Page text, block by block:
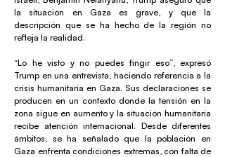
la situación en Gaza es grave, y que la
descripción que se ha hecho de la región no
refleja la realidad.
“Lo he visto y no puedes fingir eso”, expresó
Trump en una entrevista, haciendo referencia a la
crisis humanitaria en Gaza. Sus declaraciones se
producen en un contexto donde la tensión en la
zona sigue en aumento y la situación humanitaria
recibe atención internacional. Desde diferentes
ámbitos, se ha señalado que la población en
Gaza enfrenta condiciones extremas, con falta de